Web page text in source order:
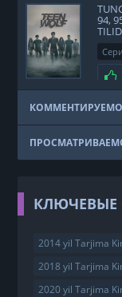
94,
КЛЮЧЕВЫЕ
2014 yil Tarjima
2018 yil Tarjima
2020 yil Tarjima